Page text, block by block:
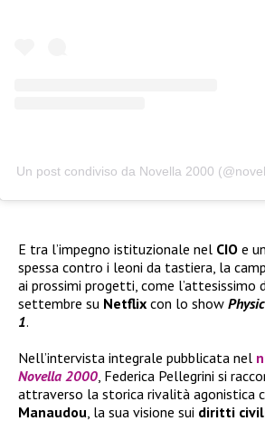
Un post condiviso da Novella 2000
E tra l’impegno istituzionale nel CIO e
spessa contro i leoni da tastiera, la
ai prossimi progetti, come l’attesissimo
settembre su Netflix con lo show
1.
Nell’intervista integrale pubblicata nel
Novella 2000, Federica Pellegrini si
attraverso la storica rivalità agonistica
Manaudou, la sua visione sui diritti